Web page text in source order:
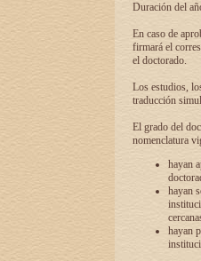
Duración del
En caso de
firmará el
el doctorado.
Los estudios,
traducción
El grado del
nomenclatura
hayan
hayan
hayan